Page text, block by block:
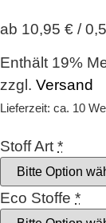
ab 10,95 € /
Enthält 19%
zzgl. Versand
Lieferzeit: ca. 10
Stoff Art *
Eco Stoffe *